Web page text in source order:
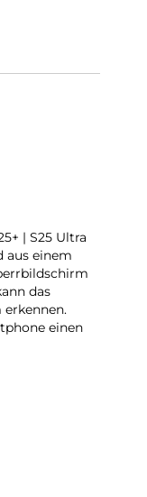
| S25 Ultra
aus einem
das
einen